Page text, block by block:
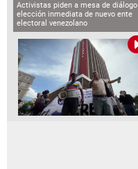
Activistas piden a mesa de diálogo
elección inmediata de nuevo ente
electoral venezolano